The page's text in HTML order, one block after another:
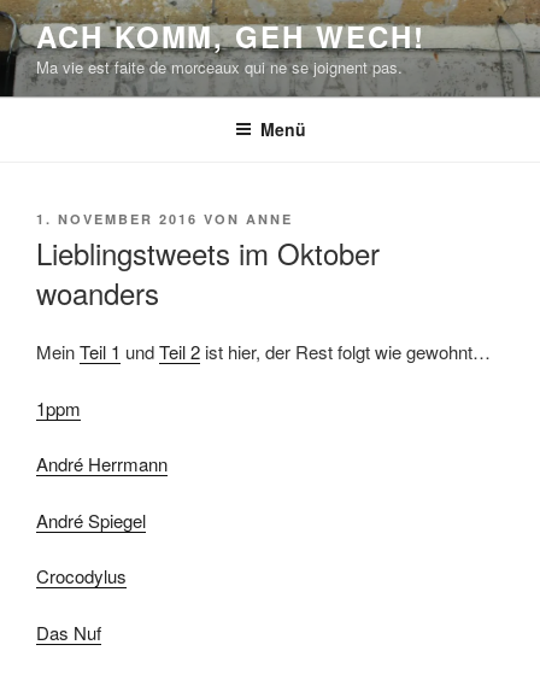
Zum
Inhalt
springen
ACH KOMM, GEH WECH!
Ma vie est faite de morceaux qui ne se joignent pas.
Menü
VERÖFFENTLICHT
1. NOVEMBER 2016 VON ANNE
Lieblingstweets im Oktober
woanders
MeinTeil 1 undTeil 2 ist hier, der Rest folgt wie gewohnt…
1ppm
André Herrmann
André Spiegel
Crocodylus
Das Nuf